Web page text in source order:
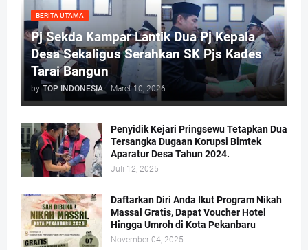
BERITA UTAMA
Pj Sekda Kampar Lantik Dua Pj Kepala
Desa Sekaligus Serahkan SK Pjs Kades
Tarai Bangun
by TOP INDONESIA - Maret 10, 2026
Penyidik Kejari Pringsewu Tetapkan Dua
Tersangka Dugaan Korupsi Bimtek
Aparatur Desa Tahun 2024.
Juli 12, 2025
Daftarkan Diri Anda Ikut Program Nikah
Massal Gratis, Dapat Voucher Hotel
Hingga Umroh di Kota Pekanbaru
November 04, 2025